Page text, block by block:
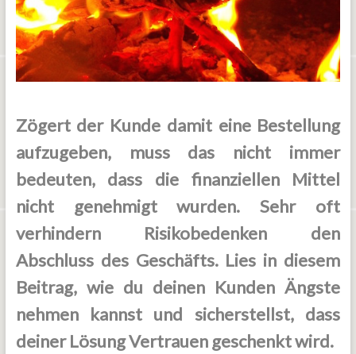
Zögert der Kunde damit eine Bestellung
aufzugeben, muss das nicht immer
bedeuten, dass die finanziellen Mittel
nicht genehmigt wurden. Sehr oft
verhindern Risikobedenken den
Abschluss des Geschäfts. Lies in diesem
Beitrag, wie du deinen Kunden Ängste
nehmen kannst und sicherstellst, dass
deiner Lösung Vertrauen geschenkt wird.